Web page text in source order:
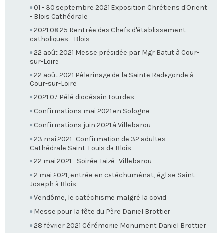
01 - 30 septembre 2021 Exposition Chrétiens d'Orient
- Blois Cathédrale
2021 08 25 Rentrée des Chefs d'établissement
catholiques - Blois
22 août 2021 Messe présidée par Mgr Batut à Cour-
sur-Loire
22 août 2021 Pèlerinage de la Sainte Radegonde à
Cour-sur-Loire
2021 07 Pélé diocésain Lourdes
Confirmations mai 2021 en Sologne
Confirmations juin 2021 à Villebarou
23 mai 2021- Confirmation de 32 adultes -
Cathédrale Saint-Louis de Blois
22 mai 2021 - Soirée Taizé- Villebarou
2 mai 2021, entrée en catéchuménat, église Saint-
Joseph à Blois
Vendôme, le catéchisme malgré la covid
Messe pour la fête du Père Daniel Brottier
28 février 2021 Cérémonie Monument Daniel Brottier